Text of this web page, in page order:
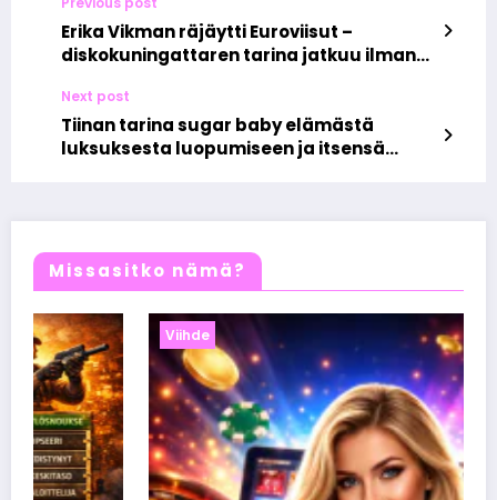
Erika Vikman räjäytti Euroviisut –
diskokuningattaren tarina jatkuu ilman
Next post
Tiinan tarina sugar baby elämästä
luksuksesta luopumiseen ja itsensä
Missasitko nämä?
Viihde